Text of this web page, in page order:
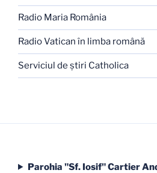
Radio Maria România
Radio Vatican în limba română
Serviciul de ştiri Catholica
Parohia "Sf. Iosif" Cartier